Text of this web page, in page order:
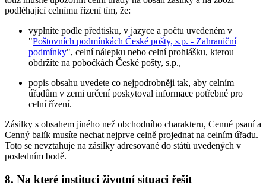
podléhající celnímu řízení tím, že:
vyplníte podle předtisku, v jazyce a počtu uvedeném v
"Poštovních podmínkách České pošty, s.p. - Zahraniční
podmínky", celní nálepku nebo celní prohlášku, kterou
obdržíte na pobočkách České pošty, s.p.,
popis obsahu uvedete co nejpodrobněji tak, aby celním
úřadům v zemi určení poskytoval informace potřebné pro
celní řízení.
Zásilky s obsahem jiného než obchodního charakteru, Cenné psaní a
Cenný balík musíte nechat nejprve celně projednat na celním úřadu.
Toto se nevztahuje na zásilky adresované do států uvedených v
posledním bodě.
8. Na které instituci životní situaci řešit